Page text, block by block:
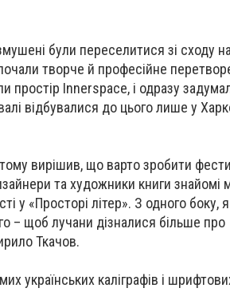
були переселитися зі сходу на
творче й професійне
простір Innerspace, і одразу
відбувалися до цього лише у
тому вирішив, що варто зробити
та художники книги знайомі
у «Просторі літер». З одного боку,
– щоб лучани дізналися більше про
Ткачов.
українських каліграфів і